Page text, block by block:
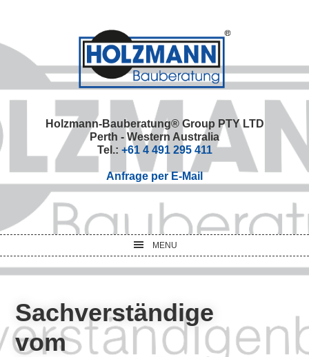
primary
navigation
main
content
primary
sidebar
footer
Holzmann-Bauberatung® Group PTY LTD
Perth - Western Australia
Tel.: +61 4 491 295 411
Anfrage per E-Mail
MENU
Sachverständige
vom